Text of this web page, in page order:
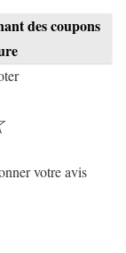
des coupons
votre avis